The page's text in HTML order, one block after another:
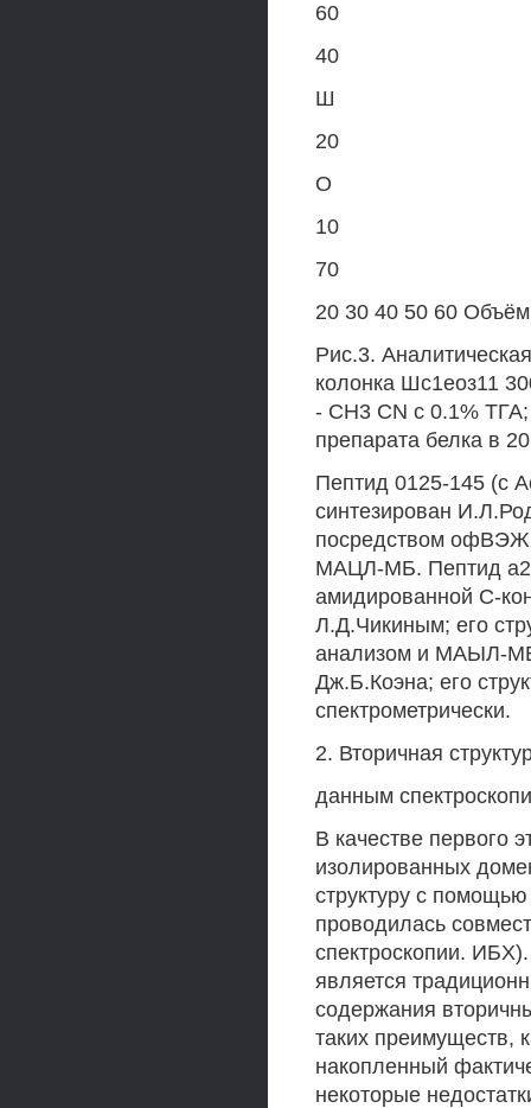
60
40
Ш
20
О
10
70
20 30 40 50 60
Рис.3.
колонка Шс1еоз11
- СН3 CN с 0.1%
препарата белка в
Пептид 0125-145 (с
синтезирован
посредством
МАЦЛ-МБ. Пептид
амидированной С-
Л.Д.Чикиным; его
анализом и МАЫЛ-
Дж.Б.Коэна; его
спектрометрически.
2. Вторичная
данным
В качестве первого
изолированных
структуру с
проводилась
спектроскопии.
является
содержания
таких преимуществ,
накопленный
некоторые